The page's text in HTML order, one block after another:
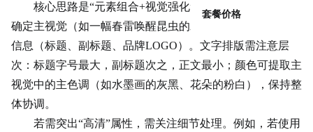
套餐价格
核心思路是“元素组合+视觉强化”。以海报为例，可先
确定主视觉（如一幅春雷唤醒昆虫的水墨画），再叠加文字
信息（标题、副标题、品牌LOGO）。文字排版需注意层
次：标题字号最大，副标题次之，正文最小；颜色可提取主
视觉中的主色调（如水墨画的灰黑、花朵的粉白），保持整
体协调。
若需突出“高清”属性，需关注细节处理。例如，若使用